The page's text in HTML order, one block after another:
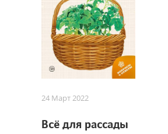
24 Март 2022
Всё для рассады